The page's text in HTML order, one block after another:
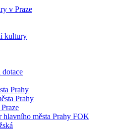
v Praze
kultury
Prahy
Prahy
hlavního města Prahy FOK